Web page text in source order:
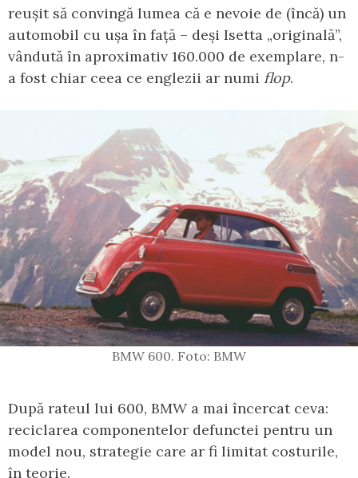
reușit să convingă lumea că e nevoie de (încă) un
automobil cu ușa în față – deși Isetta „originală”,
vândută în aproximativ 160.000 de exemplare, n-
a fost chiar ceea ce englezii ar numi flop.
BMW 600. Foto: BMW
După rateul lui 600, BMW a mai încercat ceva:
reciclarea componentelor defunctei pentru un
model nou, strategie care ar fi limitat costurile,
în teorie.